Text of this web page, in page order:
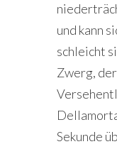
und kann
schleicht
Zwerg,
Sekunde